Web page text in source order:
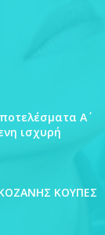
Α΄
ισχυρή
ΚΟΥΠΕΣ